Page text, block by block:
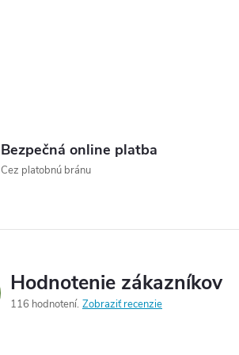
Bezpečná online platba
Cez platobnú bránu
Hodnotenie zákazníkov
116 hodnotení Zobraziť recenzie